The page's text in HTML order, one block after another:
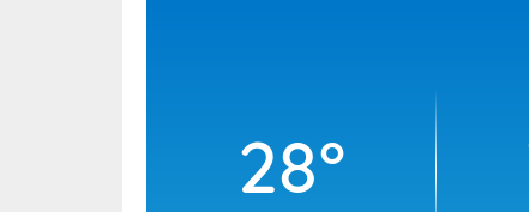
28°